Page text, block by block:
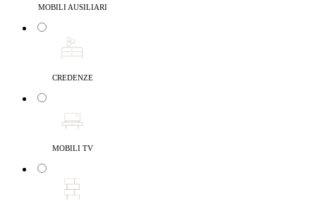
MOBILI AUSILIARI
CREDENZE
MOBILI TV